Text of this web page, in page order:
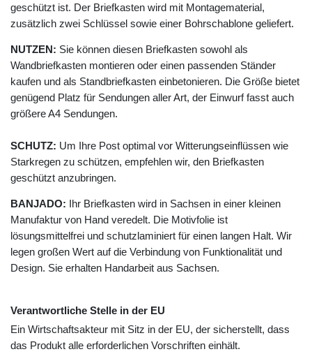
geschützt ist. Der Briefkasten wird mit Montagematerial,
zusätzlich zwei Schlüssel sowie einer Bohrschablone geliefert.
NUTZEN: Sie können diesen Briefkasten sowohl als
Wandbriefkasten montieren oder einen passenden Ständer
kaufen und als Standbriefkasten einbetonieren. Die Größe bietet
genügend Platz für Sendungen aller Art, der Einwurf fasst auch
größere A4 Sendungen.
SCHUTZ: Um Ihre Post optimal vor Witterungseinflüssen wie
Starkregen zu schützen, empfehlen wir, den Briefkasten
geschützt anzubringen.
BANJADO: Ihr Briefkasten wird in Sachsen in einer kleinen
Manufaktur von Hand veredelt. Die Motivfolie ist
lösungsmittelfrei und schutzlaminiert für einen langen Halt. Wir
legen großen Wert auf die Verbindung von Funktionalität und
Design. Sie erhalten Handarbeit aus Sachsen.
Verantwortliche Stelle in der EU
Ein Wirtschaftsakteur mit Sitz in der EU, der sicherstellt, dass
das Produkt alle erforderlichen Vorschriften einhält.